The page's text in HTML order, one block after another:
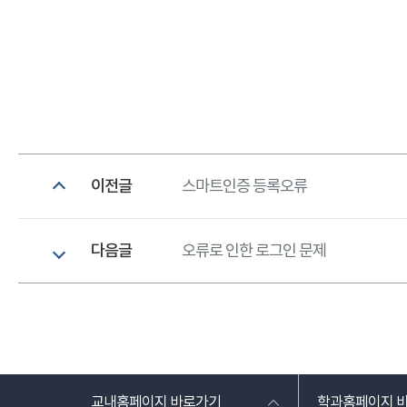
이전글 스마트인증 등록오류
다음글 오류로 인한 로그인 문제
교내홈페이지 바로가기 학과홈페이지